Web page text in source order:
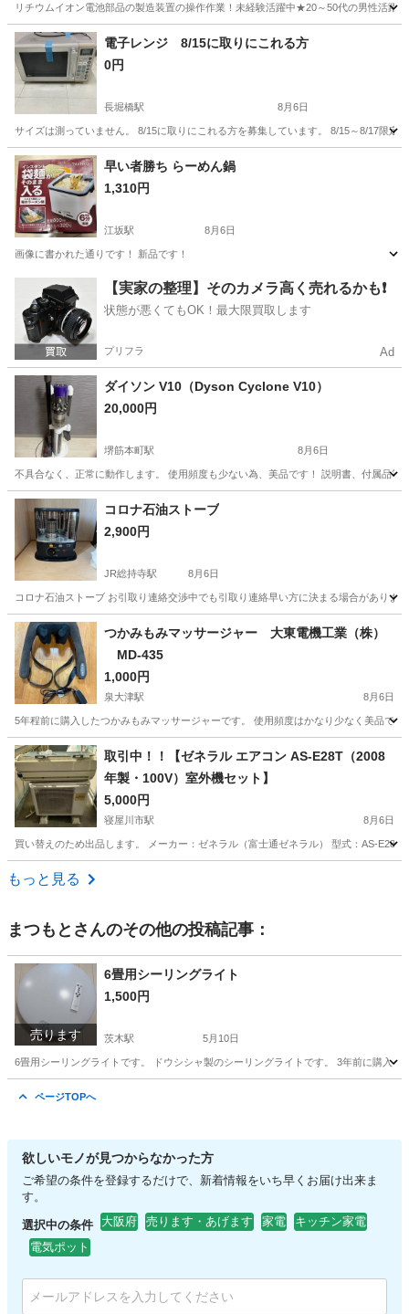
リチウムイオン電池部品の製造装置の操作作業！未経験活躍中★20～50代の男性活
兵庫 南あわじ市 その他
電子レンジ 8/15に取りにこれる方
0円
長堀橋駅 8月6日
サイズは測っていません。 8/15に取りにこれる方を募集しています。 8/15～8/17限
大阪 大阪市 長堀橋駅 生活家電
早い者勝ち らーめん鍋
1,310円
江坂駅 8月6日
画像に書かれた通りです！ 新品です！
江坂駅 キッチン家電 通り
【実家の整理】そのカメラ高く売れるかも❗️
状態が悪くてもOK！最大限買取します
プリフラ Ad
ダイソン V10（Dyson Cyclone V10）
20,000円
堺筋本町駅 8月6日
不具合なく、正常に動作します。 使用頻度も少ない為、美品です！ 説明書、付属品等
大阪 大阪市 堺筋本町駅 生活家電
コロナ石油ストーブ
2,900円
JR総持寺駅 8月6日
コロナ石油ストーブ お引取り連絡交渉中でも引取り連絡早い方に決まる場合があ
大阪 茨木市 JR総持寺駅 季節、空調家電 石油ストーブ
つかみもみマッサージャー 大東電機工業（株）
MD-435
1,000円
泉大津駅 8月6日
5年程前に購入したつかみもみマッサージャーです。 使用頻度はかなり少なく美品です
大阪 泉大津市 泉大津駅 美容家電
取引中！！【ゼネラル エアコン AS-E28T（2008
年製・100V）室外機セット】
5,000円
寝屋川市駅 8月6日
買い替えのため出品します。 メーカー：ゼネラル（富士通ゼネラル） 型式：AS-
大阪 寝屋川市
もっと見る
まつもと さんのその他の投稿記事：
売ります
6畳用シーリングライト
1,500円
茨木駅 5月10日
6畳用シーリングライトです。 ドウシシャ製のシーリングライトです。 3年前に購入
ページTOPへ
欲しいモノが見つからなかった方
ご希望の条件を登録するだけで、新着情報をいち早くお届け出来ま
す。
選択中の条件 大阪府 売ります・あげます 家電
キッチン家電
電気ポット